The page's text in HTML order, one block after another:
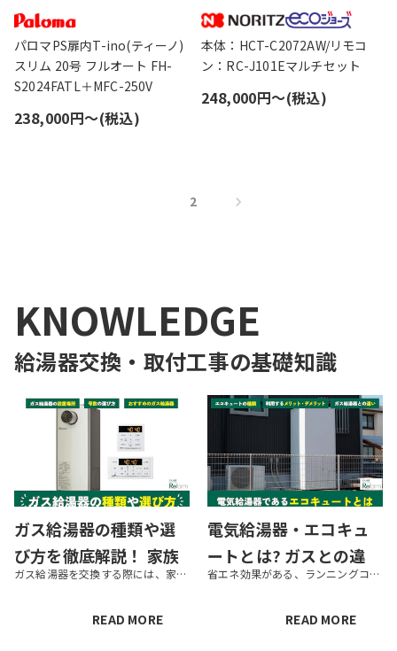
パロマPS扉内T-ino(ティーノ)
スリム 20号 フルオート FH-
S2024FATL＋MFC-250V
238,000円〜(税込)
本体：HCT-C2072AW/リモコ
ン：RC-J101Eマルチセット
248,000円〜(税込)
2
KNOWLEDGE
給湯器交換・取付工事の基礎知識
ガス給湯器の種類や選
び方を徹底解説！ 家族
構成別の号数目安も紹ガス給湯器を交換する際には、家族構成や家の構造に応じた仕様の製品を上手に選ぶことが大切です。家族構成によって必要な湯量や機能は異なり、家の構造によって設置できる場所が変わります。 この記事ではガス給湯器の種類や機能の違い...
READ MORE
電気給湯器・エコキュ
ートとは? ガスとの違
い・交換費用・補助金省エネ効果がある、ランニングコストを安く抑えられるという理由から人気が高まっている、電気給湯器のエコキュート。「せっかくだから自宅に取り入れたい」とは思っていても、 「本当にお得なのだろうか？」 「従来のガス方式と何が違...
READ MORE